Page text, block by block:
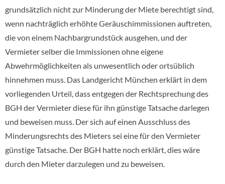
grundsätzlich nicht zur Minderung der Miete berechtigt sind,
wenn nachträglich erhöhte Geräuschimmissionen auftreten,
die von einem Nachbargrundstück ausgehen, und der
Vermieter selber die Immissionen ohne eigene
Abwehrmöglichkeiten als unwesentlich oder ortsüblich
hinnehmen muss. Das Landgericht München erklärt in dem
vorliegenden Urteil, dass entgegen der Rechtsprechung des
BGH der Vermieter diese für ihn günstige Tatsache darlegen
und beweisen muss. Der sich auf einen Ausschluss des
Minderungsrechts des Mieters sei eine für den Vermieter
günstige Tatsache. Der BGH hatte noch erklärt, dies wäre
durch den Mieter darzulegen und zu beweisen.